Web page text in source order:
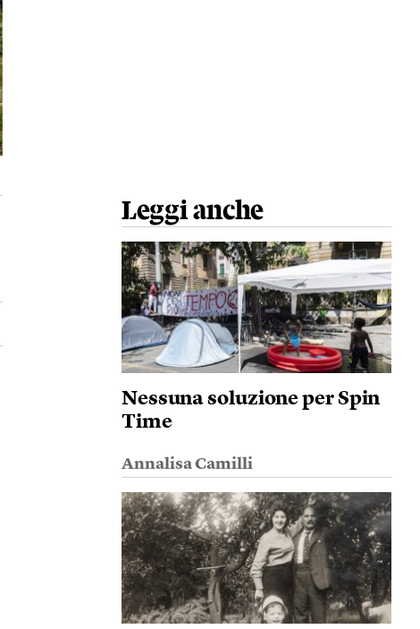
Leggi anche
Nessuna soluzione per Spin
Time
Annalisa Camilli